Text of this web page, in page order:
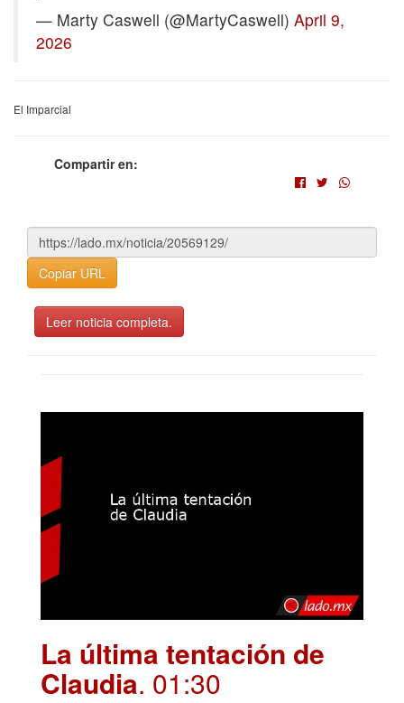
— Marty Caswell (@MartyCaswell) April 9,
2026
El Imparcial
Compartir en:
Copiar URL
Leer noticia completa.
La última tentación de
Claudia. 01:30